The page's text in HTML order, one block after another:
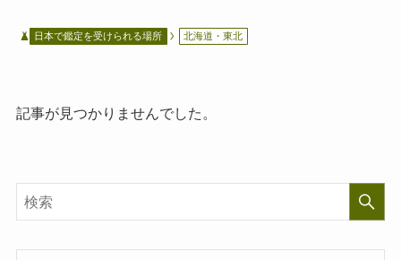
日本で鑑定を受けられる場所 北海道・東北
記事が見つかりませんでした。